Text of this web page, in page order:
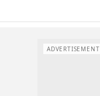
ADVERTISEMENT